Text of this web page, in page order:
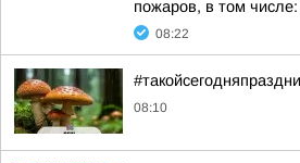
пожаров, в том числе:
08:22
08:10